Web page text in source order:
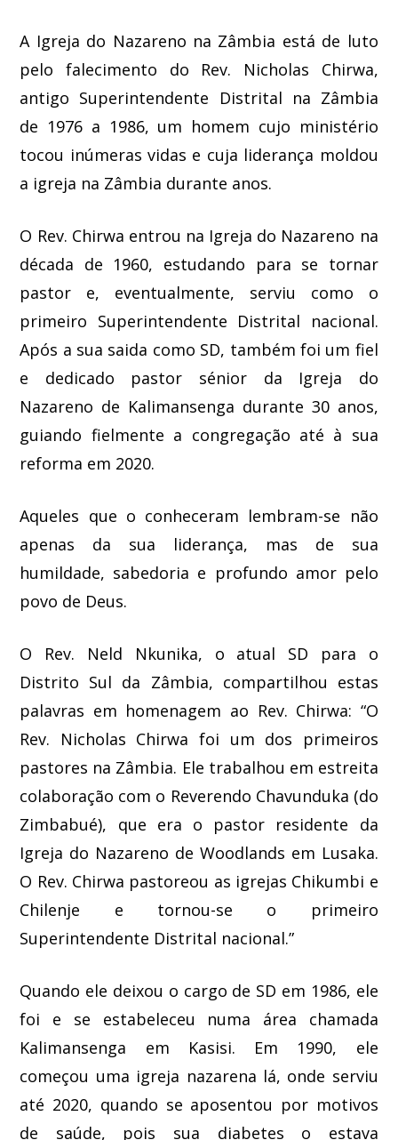
A Igreja do Nazareno na Zâmbia está de luto
pelo falecimento do Rev. Nicholas Chirwa,
antigo Superintendente Distrital na Zâmbia
de 1976 a 1986, um homem cujo ministério
tocou inúmeras vidas e cuja liderança moldou
a igreja na Zâmbia durante anos.
O Rev. Chirwa entrou na Igreja do Nazareno na
década de 1960, estudando para se tornar
pastor e, eventualmente, serviu como o
primeiro Superintendente Distrital nacional.
Após a sua saida como SD, também foi um fiel
e dedicado pastor sénior da Igreja do
Nazareno de Kalimansenga durante 30 anos,
guiando fielmente a congregação até à sua
reforma em 2020.
Aqueles que o conheceram lembram-se não
apenas da sua liderança, mas de sua
humildade, sabedoria e profundo amor pelo
povo de Deus.
O Rev. Neld Nkunika, o atual SD para o
Distrito Sul da Zâmbia, compartilhou estas
palavras em homenagem ao Rev. Chirwa: “O
Rev. Nicholas Chirwa foi um dos primeiros
pastores na Zâmbia. Ele trabalhou em estreita
colaboração com o Reverendo Chavunduka (do
Zimbabué), que era o pastor residente da
Igreja do Nazareno de Woodlands em Lusaka.
O Rev. Chirwa pastoreou as igrejas Chikumbi e
Chilenje e tornou-se o primeiro
Superintendente Distrital nacional.”
Quando ele deixou o cargo de SD em 1986, ele
foi e se estabeleceu numa área chamada
Kalimansenga em Kasisi. Em 1990, ele
começou uma igreja nazarena lá, onde serviu
até 2020, quando se aposentou por motivos
de saúde, pois sua diabetes o estava